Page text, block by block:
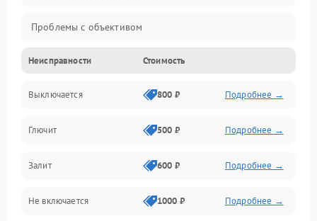
Проблемы с объективом
Электронные ошибки
Механические проблемы
Матрица и оптика
Питание и питание цепей
Проблемы с картами памяти
Неисправности Стоимость
Выключается 800 ₽ Подробнее →
Глючит 500 ₽ Подробнее →
Залит 600 ₽ Подробнее →
Не включается 1000 ₽ Подробнее →